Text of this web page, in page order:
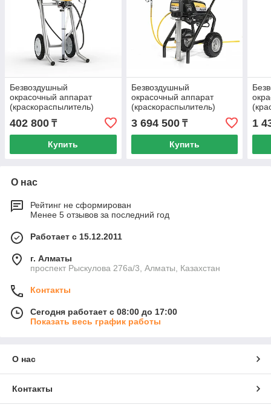
Безвоздушный
окрасочный аппарат
(краскораспылитель)
Wagner Control Pro 350M
402 800 ₸
Купить
Безвоздушный
окрасочный аппарат
(краскораспылитель)
WAGNER ProSpray 3.39
3 694 500₸
Купить
HEA
1
О нас
Рейтинг не сформирован
Менее 5 отзывов за последний год
Работает с 15.12.2011
г. Алматы
проспект Рыскулова 276а/3, Алматы, Казахстан
Контакты
Сегодня работает с 08:00 до 17:00
Показать весь график работы
О нас
Контакты